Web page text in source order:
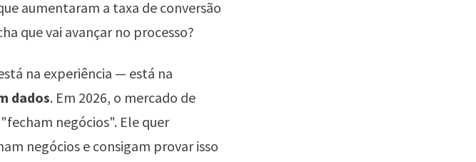
aumentaram a taxa de conversão
que vai avançar no processo?
na experiência — está na
dados. Em 2026, o mercado de
negócios". Ele quer
negócios e consigam provar isso